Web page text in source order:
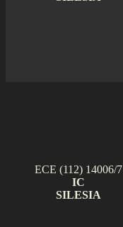
ECE (112) 14006/7
IC
SILESIA